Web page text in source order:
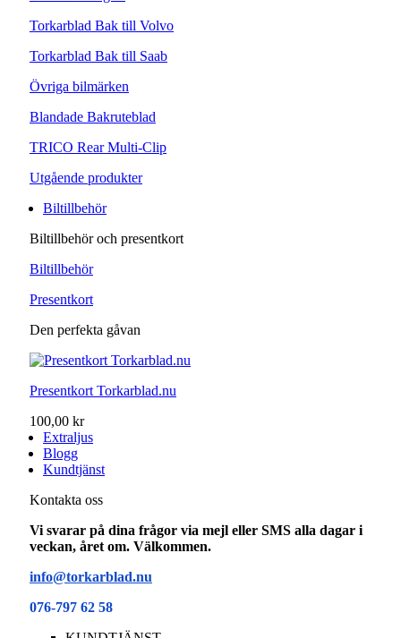
Torkarblad Bak till Volvo
Torkarblad Bak till Saab
Övriga bilmärken
Blandade Bakruteblad
TRICO Rear Multi-Clip
Utgående produkter
Biltillbehör
Biltillbehör och presentkort
Biltillbehör
Presentkort
Den perfekta gåvan
Presentkort Torkarblad.nu
100,00 kr
Extraljus
Blogg
Kundtjänst
Kontakta oss
Vi svarar på dina frågor via mejl eller SMS alla dagar i
veckan, året om. Välkommen.
info@torkarblad.nu
076-797 62 58